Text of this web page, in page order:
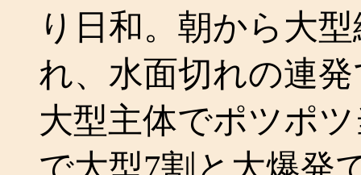
り日和。朝から大
れ、水面切れの連
大型主体でポツポ
で大型7割と大爆発